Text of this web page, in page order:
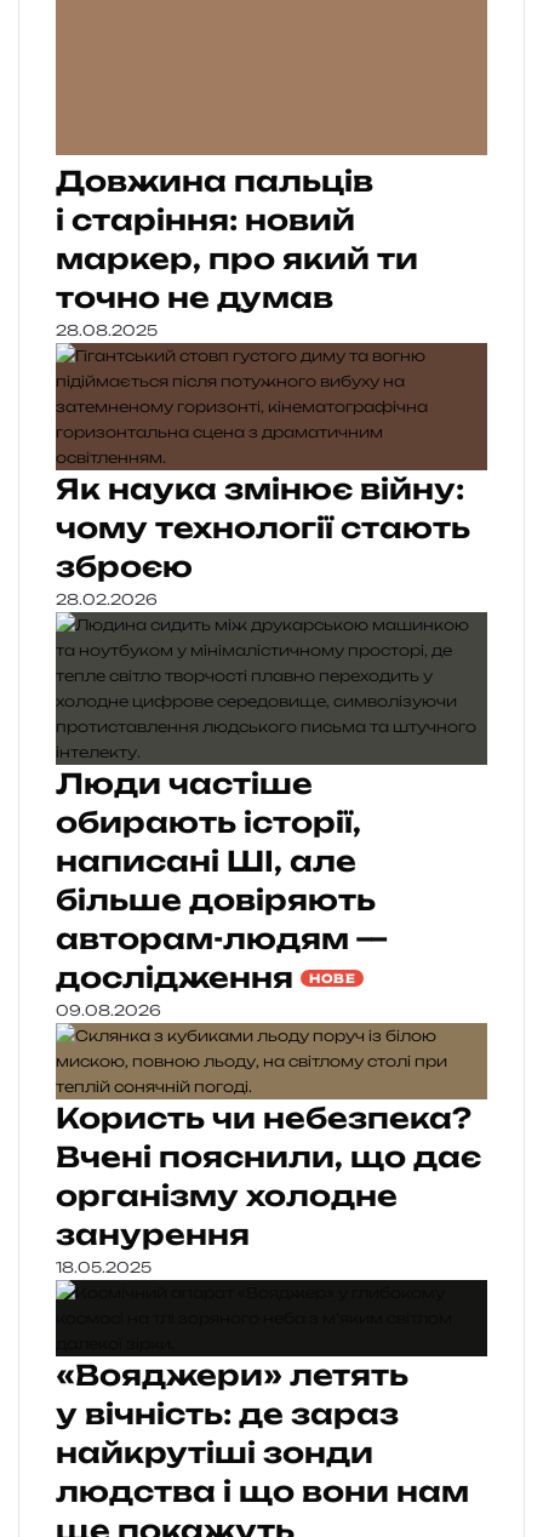
Довжина пальців
і старіння: новий
маркер, про який ти
точно не думав
28.08.2025
Як наука змінює війну:
чому технології стають
зброєю
28.02.2026
Люди частіше
обирають історії,
написані ШІ, але
більше довіряють
авторам-людям —
дослідження
НОВЕ
09.08.2026
Користь чи небезпека?
Вчені пояснили, що дає
організму холодне
занурення
18.05.2025
«Вояджери» летять
у вічність: де зараз
найкрутіші зонди
людства і що вони нам
ще покажуть